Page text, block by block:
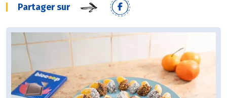
Partager sur